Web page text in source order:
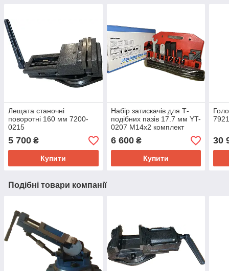
Лещата станочні
поворотні 160 мм 7200-
0215
5 700 ₴
Купити
Набір затискачів для Т-
подібних пазів 17.7 мм YT-
0207 М14х2 комплект
прихватів для верстатів
6 600₴
Купити
30
Подібні товари компанії